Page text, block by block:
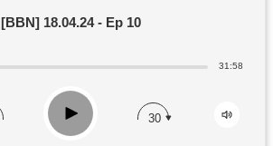
[BBN] 18.04.24 - Ep 10
31:58
Play 30